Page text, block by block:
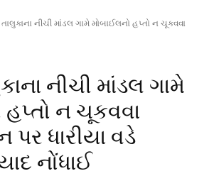
તાલુકાના નીચી માંડલ ગામે મોબાઈલનો હપ્તો ન ચૂકવવા
નીચી માંડલ ગામે
હપ્તો ન ચૂકવવા
પર ધારીયા વડે
નોંધાઈ